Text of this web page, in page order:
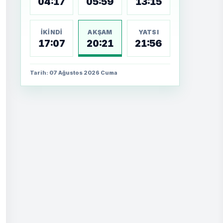
İKINDI
17:07
AKŞAM
20:21
YATSI
21:56
Tarih: 07 Ağustos 2026 Cuma